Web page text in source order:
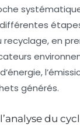
recyclage, en
générés.
du